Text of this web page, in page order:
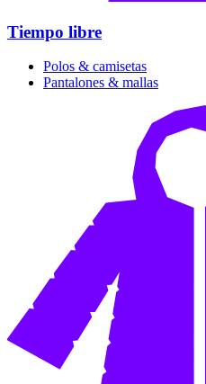
Tiempo libre
Polos & camisetas
Pantalones & mallas